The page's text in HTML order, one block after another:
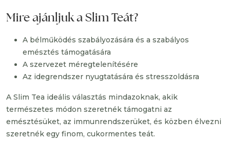
Mire ajánljuk a Slim Teát?
A bélműködés szabályozására és a szabályos
emésztés támogatására
A szervezet méregtelenítésére
Az idegrendszer nyugtatására és stresszoldásra
A Slim Tea ideális választás mindazoknak, akik
természetes módon szeretnék támogatni az
emésztésüket, az immunrendszerüket, és közben élvezni
szeretnék egy finom, cukormentes teát.